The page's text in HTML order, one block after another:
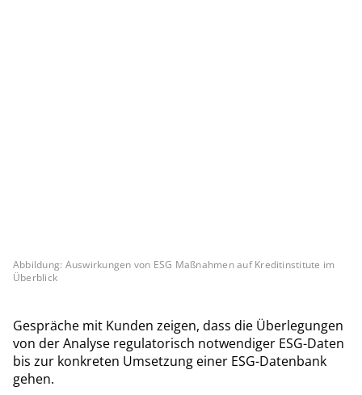
Abbildung: Auswirkungen von ESG Maßnahmen auf Kreditinstitute im
Überblick
Gespräche mit Kunden zeigen, dass die Überlegungen
von der Analyse regulatorisch notwendiger ESG-Daten
bis zur konkreten Umsetzung einer ESG-Datenbank
gehen.